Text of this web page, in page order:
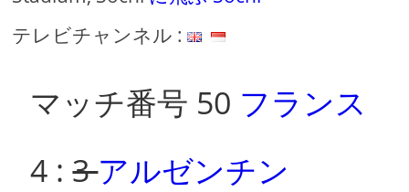
テレビチャンネル :
マッチ番号 50 フランス
4 :3アルゼンチン